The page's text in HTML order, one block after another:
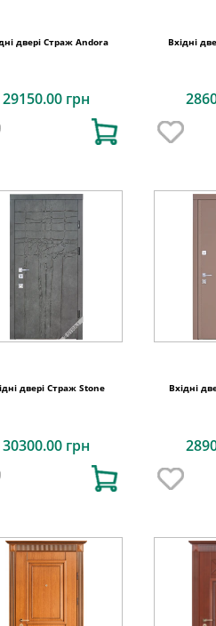
двері Страж Andora
29150.00 грн
Вхідні
двері Страж Stone
30300.00 грн
Вхідні